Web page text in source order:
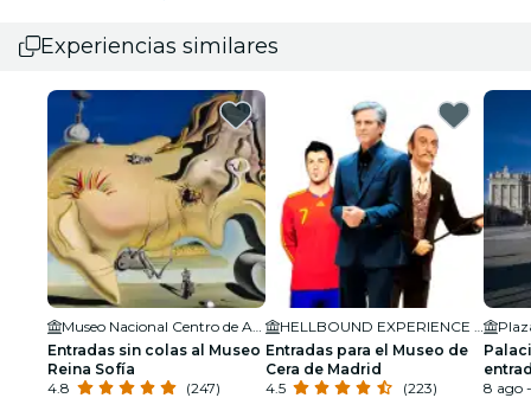
Experiencias similares
Entradas sin colas al Museo
Reina Sofía
4.8
(247)
Entradas para el Museo de
Cera de Madrid
4.5
(223)
8 ago